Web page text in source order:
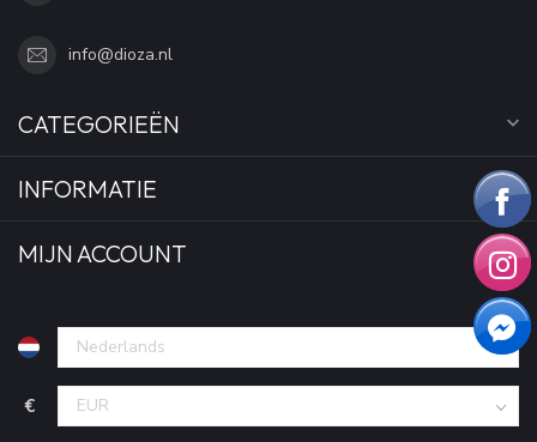
info@dioza.nl
CATEGORIEËN
INFORMATIE
MIJN ACCOUNT
€